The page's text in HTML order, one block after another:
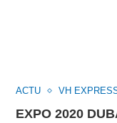
ACTU VH
EXPO 2020